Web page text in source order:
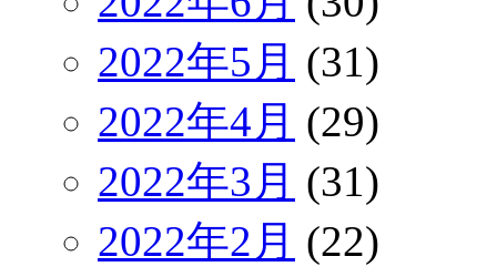
2022年5月 (31)
2022年4月 (29)
2022年3月 (31)
2022年2月 (22)